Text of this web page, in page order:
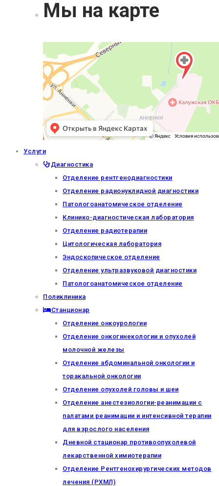
Мы на карте
Услуги
Диагностика
Отделение рентгенодиагностики
Отделение радионуклидной диагностики
Патологоанатомическое отделение
Клинико-диагностическая лаборатория
Отделение радиотерапии
Цитологическая лаборатория
Эндоскопическое отделение
Отделение ультразвуковой диагностики
Патологоанатомическое отделение
Поликлиника
Станционар
Отделение онкоурологии
Отделение онкогинекологии и опухолей
молочной железы
Отделение абдоминальной онкологии и
торакальной онкологии
Отделение опухолей головы и шеи
Отделение анестезиологии-реанимации с
палатами реанимации и интенсивной терапии
для взрослого населения
Дневной стационар противоопухолевой
лекарственной химиотерапии
Отделение Рентгенохирургических методов
лечения (РХМЛ)